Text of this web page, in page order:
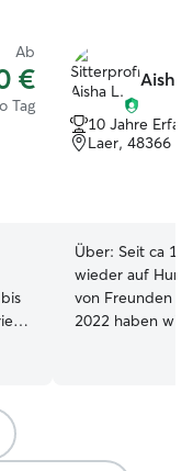
Ab
€
Tag
Aisha
10 Jahre
Laer, 48366
Über: Seit ca 10
wieder auf
von Freunden
2022 haben wir
von Hunden zu